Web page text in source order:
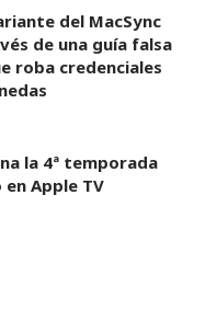
del MacSync
de una guía falsa
roba credenciales
la 4ª temporada
en Apple TV